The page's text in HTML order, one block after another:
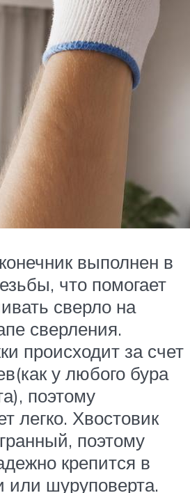
выполнен в
что помогает
сверло на
сверления.
происходит за счет
у любого бура
поэтому
легко. Хвостовик
поэтому
крепится в
или шуруповерта.